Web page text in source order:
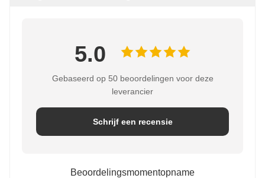
5.0
Gebaseerd op 50 beoordelingen voor deze
leverancier
Schrijf een recensie
Beoordelingsmomentopname